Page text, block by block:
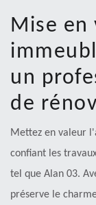
Mise en
un
de
Mettez en valeur
confiant les
tel que Alan 03.
préserve le